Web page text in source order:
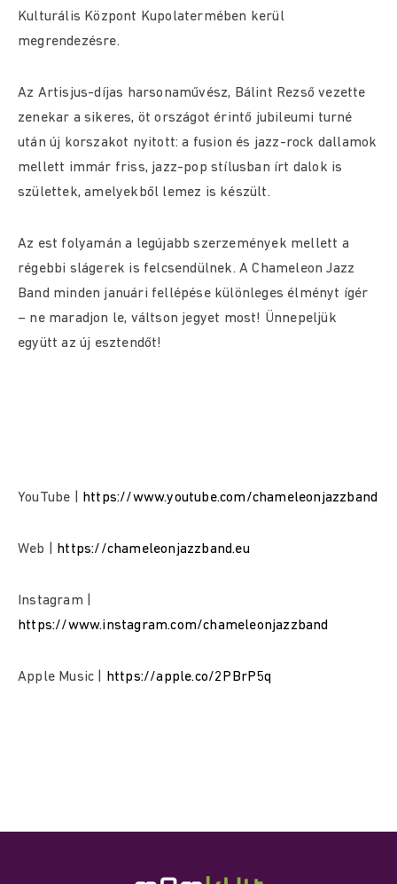
Kulturális Központ Kupolatermében kerül
megrendezésre.
Az Artisjus-díjas harsonaművész, Bálint Rezső vezette
zenekar a sikeres, öt országot érintő jubileumi turné
után új korszakot nyitott: a fusion és jazz-rock dallamok
mellett immár friss, jazz-pop stílusban írt dalok is
születtek, amelyekből lemez is készült.
Az est folyamán a legújabb szerzemények mellett a
régebbi slágerek is felcsendülnek. A Chameleon Jazz
Band minden januári fellépése különleges élményt ígér
– ne maradjon le, váltson jegyet most! Ünnepeljük
együtt az új esztendőt!
YouTube | https://www.youtube.com/chameleonjazzband
Web | https://chameleonjazzband.eu
Instagram |
https://www.instagram.com/chameleonjazzband
Apple Music | https://apple.co/2PBrP5q